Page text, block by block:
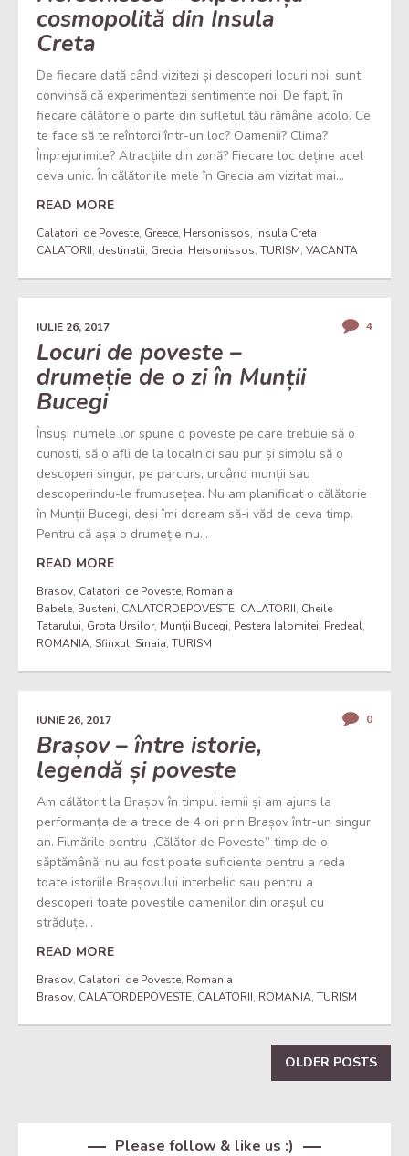
cosmopolită din Insula
Creta
De fiecare dată când vizitezi și descoperi locuri noi, sunt
convinsă că experimentezi sentimente noi. De fapt, în
fiecare călătorie o parte din sufletul tău rămâne acolo. Ce
te face să te reîntorci într-un loc? Oamenii? Clima?
Împrejurimile? Atracțiile din zonă? Fiecare loc deține acel
ceva unic. În călătoriile mele în Grecia am vizitat mai...
READ MORE
Calatorii de Poveste, Greece, Hersonissos, Insula Creta
CALATORII, destinatii, Grecia, Hersonissos, TURISM, VACANTA
IULIE 26, 2017 4
Locuri de poveste –
drumeție de o zi în Munții
Bucegi
Însuși numele lor spune o poveste pe care trebuie să o
cunoști, să o afli de la localnici sau pur și simplu să o
descoperi singur, pe parcurs, urcând munții sau
descoperindu-le frumusețea. Nu am planificat o călătorie
în Munții Bucegi, deși îmi doream să-i văd de ceva timp.
Pentru că așa o drumeție nu...
READ MORE
Brasov, Calatorii de Poveste, Romania
Babele, Busteni, CALATORDEPOVESTE, CALATORII, Cheile
Tatarului, Grota Ursilor, Munţii Bucegi, Pestera Ialomitei, Predeal,
ROMANIA, Sfinxul, Sinaia, TURISM
IUNIE 26, 2017 0
Brașov – între istorie,
legendă și poveste
Am călătorit la Brașov în timpul iernii și am ajuns la
performanța de a trece de 4 ori prin Brașov într-un singur
an. Filmările pentru „Călător de Poveste” timp de o
săptămână, nu au fost poate suficiente pentru a reda
toate istoriile Brașovului interbelic sau pentru a
descoperi toate poveștile oamenilor din orașul cu
străduțe...
READ MORE
Brasov, Calatorii de Poveste, Romania
Brasov, CALATORDEPOVESTE, CALATORII, ROMANIA, TURISM
OLDER POSTS
Please follow & like us :)